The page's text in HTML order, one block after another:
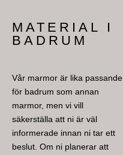
MATERIAL I
BADRUM
Vår marmor är lika passande
för badrum som annan
marmor, men vi vill
säkerställa att ni är väl
informerade innan ni tar ett
beslut. Om ni planerar att